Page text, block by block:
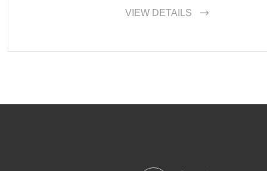
VIEW DETAILS
